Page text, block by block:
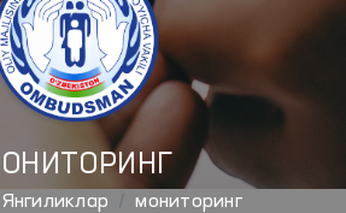
Янгиликлар мониторинг